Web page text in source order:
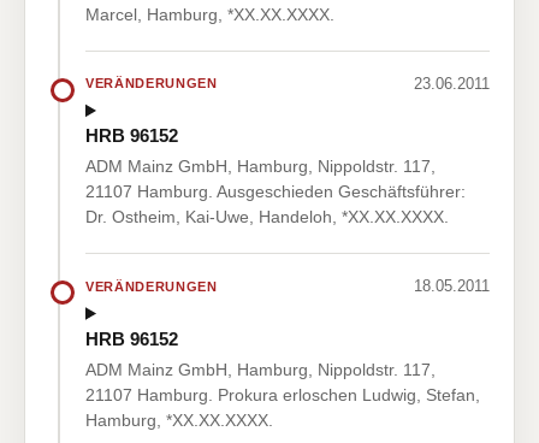
Marcel, Hamburg, *XX.XX.XXXX.
VERÄNDERUNGEN 23.06.2011
HRB 96152
ADM Mainz GmbH, Hamburg, Nippoldstr. 117,
21107 Hamburg. Ausgeschieden Geschäftsführer:
Dr. Ostheim, Kai-Uwe, Handeloh, *XX.XX.XXXX.
VERÄNDERUNGEN 18.05.2011
HRB 96152
ADM Mainz GmbH, Hamburg, Nippoldstr. 117,
21107 Hamburg. Prokura erloschen Ludwig, Stefan,
Hamburg, *XX.XX.XXXX.